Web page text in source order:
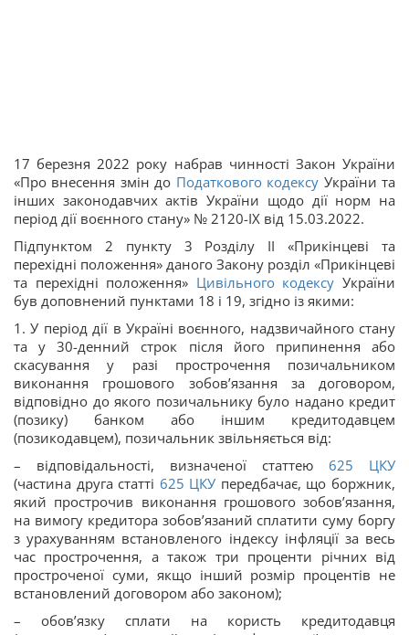
17 березня 2022 року набрав чинності Закон України
«Про внесення змін до Податкового кодексу України та
інших законодавчих актів України щодо дії норм на
період дії воєнного стану» № 2120-IX від 15.03.2022.
Підпунктом 2 пункту 3 Розділу ІІ «Прикінцеві та
перехідні положення» даного Закону розділ «Прикінцеві
та перехідні положення» Цивільного кодексу України
був доповнений пунктами 18 і 19, згідно із якими:
1. У період дії в Україні воєнного, надзвичайного стану
та у 30-денний строк після його припинення або
скасування у разі прострочення позичальником
виконання грошового зобов’язання за договором,
відповідно до якого позичальнику було надано кредит
(позику) банком або іншим кредитодавцем
(позикодавцем), позичальник звільняється від:
– відповідальності, визначеної статтею 625 ЦКУ
(частина друга статті 625 ЦКУ передбачає, що боржник,
який прострочив виконання грошового зобов’язання,
на вимогу кредитора зобов’язаний сплатити суму боргу
з урахуванням встановленого індексу інфляції за весь
час прострочення, а також три проценти річних від
простроченої суми, якщо інший розмір процентів не
встановлений договором або законом);
– обов’язку сплати на користь кредитодавця